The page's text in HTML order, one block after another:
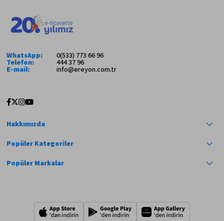
WhatsApp: 0(533) 773 66 96
Telefon: 444 37 96
E-mail: info@ereyon.com.tr
Hakkımızda
Popüler Kategoriler
Popüler Markalar